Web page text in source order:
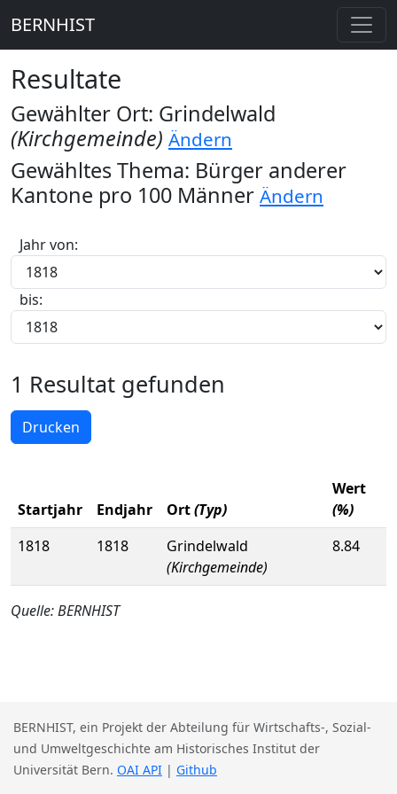
BERNHIST
Resultate
Gewählter Ort: Grindelwald
(Kirchgemeinde) Ändern
Gewähltes Thema: Bürger anderer
Kantone pro 100 Männer Ändern
Jahr von:
bis:
1 Resultat gefunden
Drucken
Startjahr Endjahr Ort(Typ)
Wert
(%)
1818
1818
Grindelwald
(Kirchgemeinde)
8.84
Quelle: BERNHIST
BERNHIST, ein Projekt der Abteilung für Wirtschafts-, Sozial-
und Umweltgeschichte am Historisches Institut der
Universität Bern. OAI API | Github